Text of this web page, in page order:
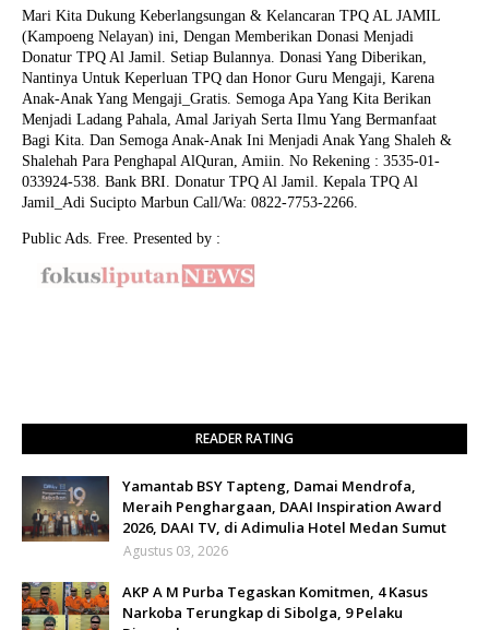
Mari Kita Dukung Keberlangsungan & Kelancaran TPQ AL JAMIL
(Kampoeng Nelayan) ini, Dengan Memberikan Donasi Menjadi
Donatur TPQ Al Jamil. Setiap Bulannya. Donasi Yang Diberikan,
Nantinya Untuk Keperluan TPQ dan Honor Guru Mengaji, Karena
Anak-Anak Yang Mengaji_Gratis. Semoga Apa Yang Kita Berikan
Menjadi Ladang Pahala, Amal Jariyah Serta Ilmu Yang Bermanfaat
Bagi Kita. Dan Semoga Anak-Anak Ini Menjadi Anak Yang Shaleh &
Shalehah Para Penghapal AlQuran, Amiin. No Rekening : 3535-01-
033924-538. Bank BRI. Donatur TPQ Al Jamil. Kepala TPQ Al
Jamil_Adi Sucipto Marbun Call/Wa: 0822-7753-2266.
Public Ads. Free. Presented by :
READER RATING
Yamantab BSY Tapteng, Damai Mendrofa,
Meraih Penghargaan, DAAI Inspiration Award
2026, DAAI TV, di Adimulia Hotel Medan Sumut
Agustus 03, 2026
AKP A M Purba Tegaskan Komitmen, 4 Kasus
Narkoba Terungkap di Sibolga, 9 Pelaku